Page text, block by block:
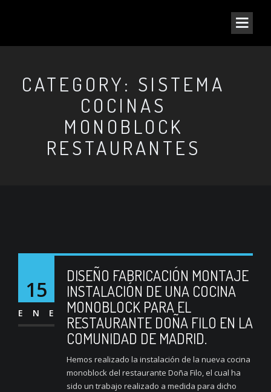
CATEGORY: SISTEMA
COCINAS
MONOBLOCK
RESTAURANTES
15
ENE
DISEÑO FABRICACIÓN MONTAJE
INSTALACIÓN DE UNA COCINA
MONOBLOCK PARA EL
RESTAURANTE DOÑA FILO EN LA
COMUNIDAD DE MADRID.
Hemos realizado la instalación de la nueva cocina
monoblock del restaurante Doña Filo, el cual ha
sido un trabajo realizado a medida para dicho